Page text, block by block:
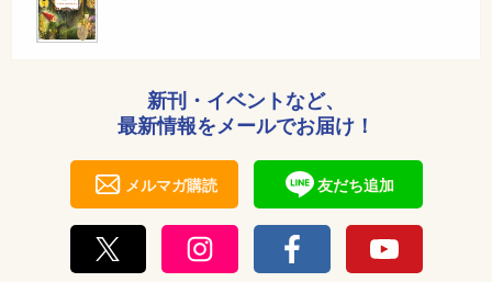
新刊・イベントなど、
最新情報をメールでお届け！
メルマガ購読 友だち追加